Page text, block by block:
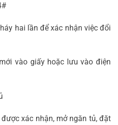
hai lần để xác nhận việc đổi
vào giấy hoặc lưu vào điện
xác nhận, mở ngăn tủ, đặt